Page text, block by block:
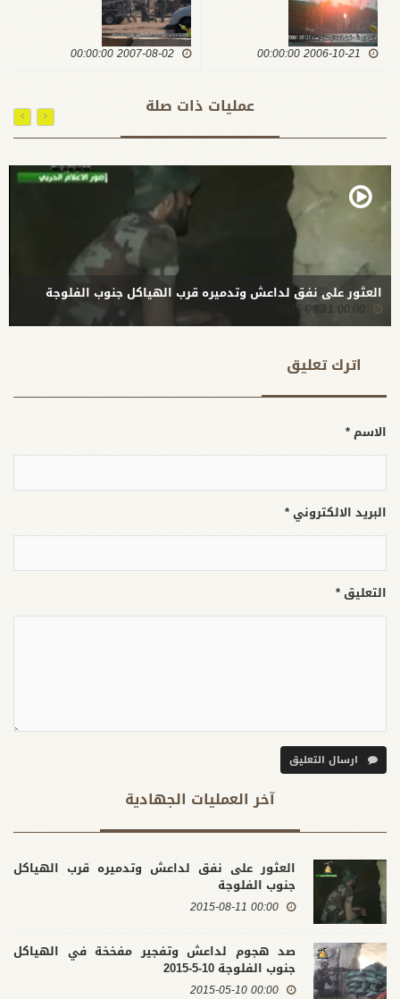
2006-10-21 00:00:00
2007-08-02 00:00:00
عمليات ذات صلة
العثور على نفق لداعش وتدميره قرب الهياكل جنوب الفلوجة
00:00 2015-08-11
اترك تعلیق
الاسم *
البريد الالكتروني *
التعليق *
ارسال التعليق
آخر العملیات الجهادية
العثور على نفق لداعش وتدميره قرب الهياكل
جنوب الفلوجة
00:00 2015-08-11
صد هجوم لداعش وتفجير مفخخة في الهياكل
جنوب الفلوجة 10-5-2015
00:00 2015-05-10